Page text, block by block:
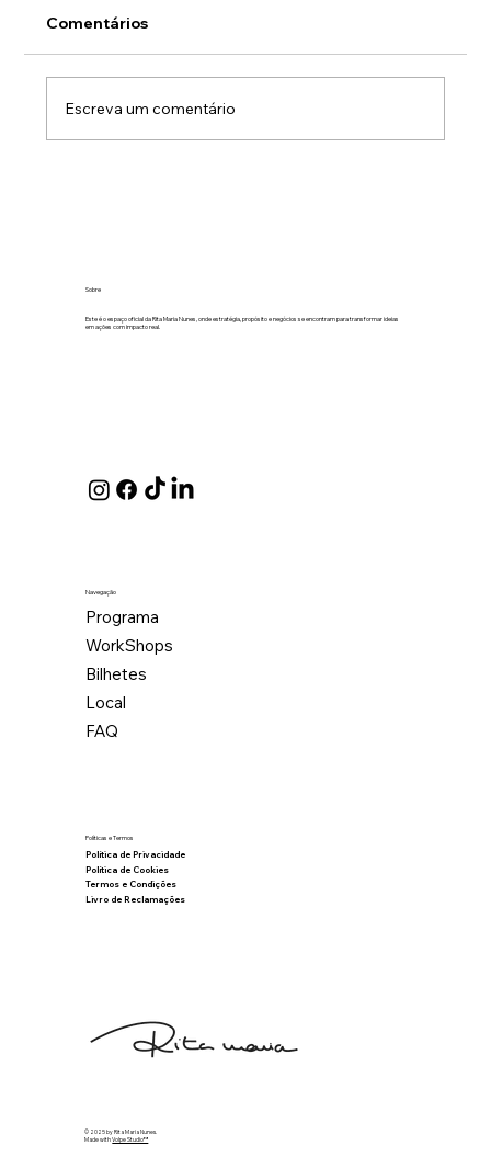
Comentários
Escreva um comentário
© 2025 by Rita Maria Nunes.
Made withVolpe Studio™
Sobre
Este é o espaço oficial da Rita Maria Nunes, onde estratégia, propósito e negócios se encontram para transformar ideias
em ações com impacto real.
Navegação
Programa
WorkShops
Bilhetes
Local
FAQ
Políticas e Termos
Política de Privacidade
Política de Cookies
Termos e Condições
Livro de Reclamações